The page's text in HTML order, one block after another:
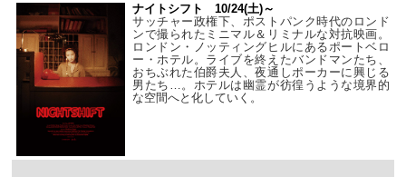
ナイトシフト 10/24(土)～
サッチャー政権下、ポストパンク時代のロンド
ンで撮られたミニマル＆リミナルな対抗映画。
ロンドン・ノッティングヒルにあるポートベロ
ー・ホテル。ライブを終えたバンドマンたち、
おちぶれた伯爵夫人、夜通しポーカーに興じる
男たち…。ホテルは幽霊が彷徨うような境界的
な空間へと化していく。